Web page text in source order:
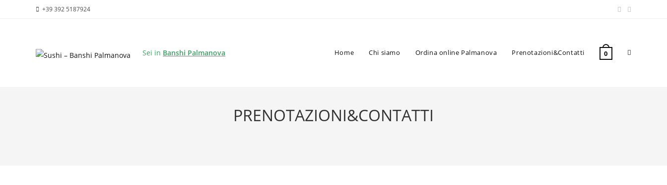
+39 392 5187924
Home Chi siamo Ordina online Palmanova Prenotazioni&Contatti 0 Attiva/
Sei in Banshi Palmanova
PRENOTAZIONI&CONTATTI